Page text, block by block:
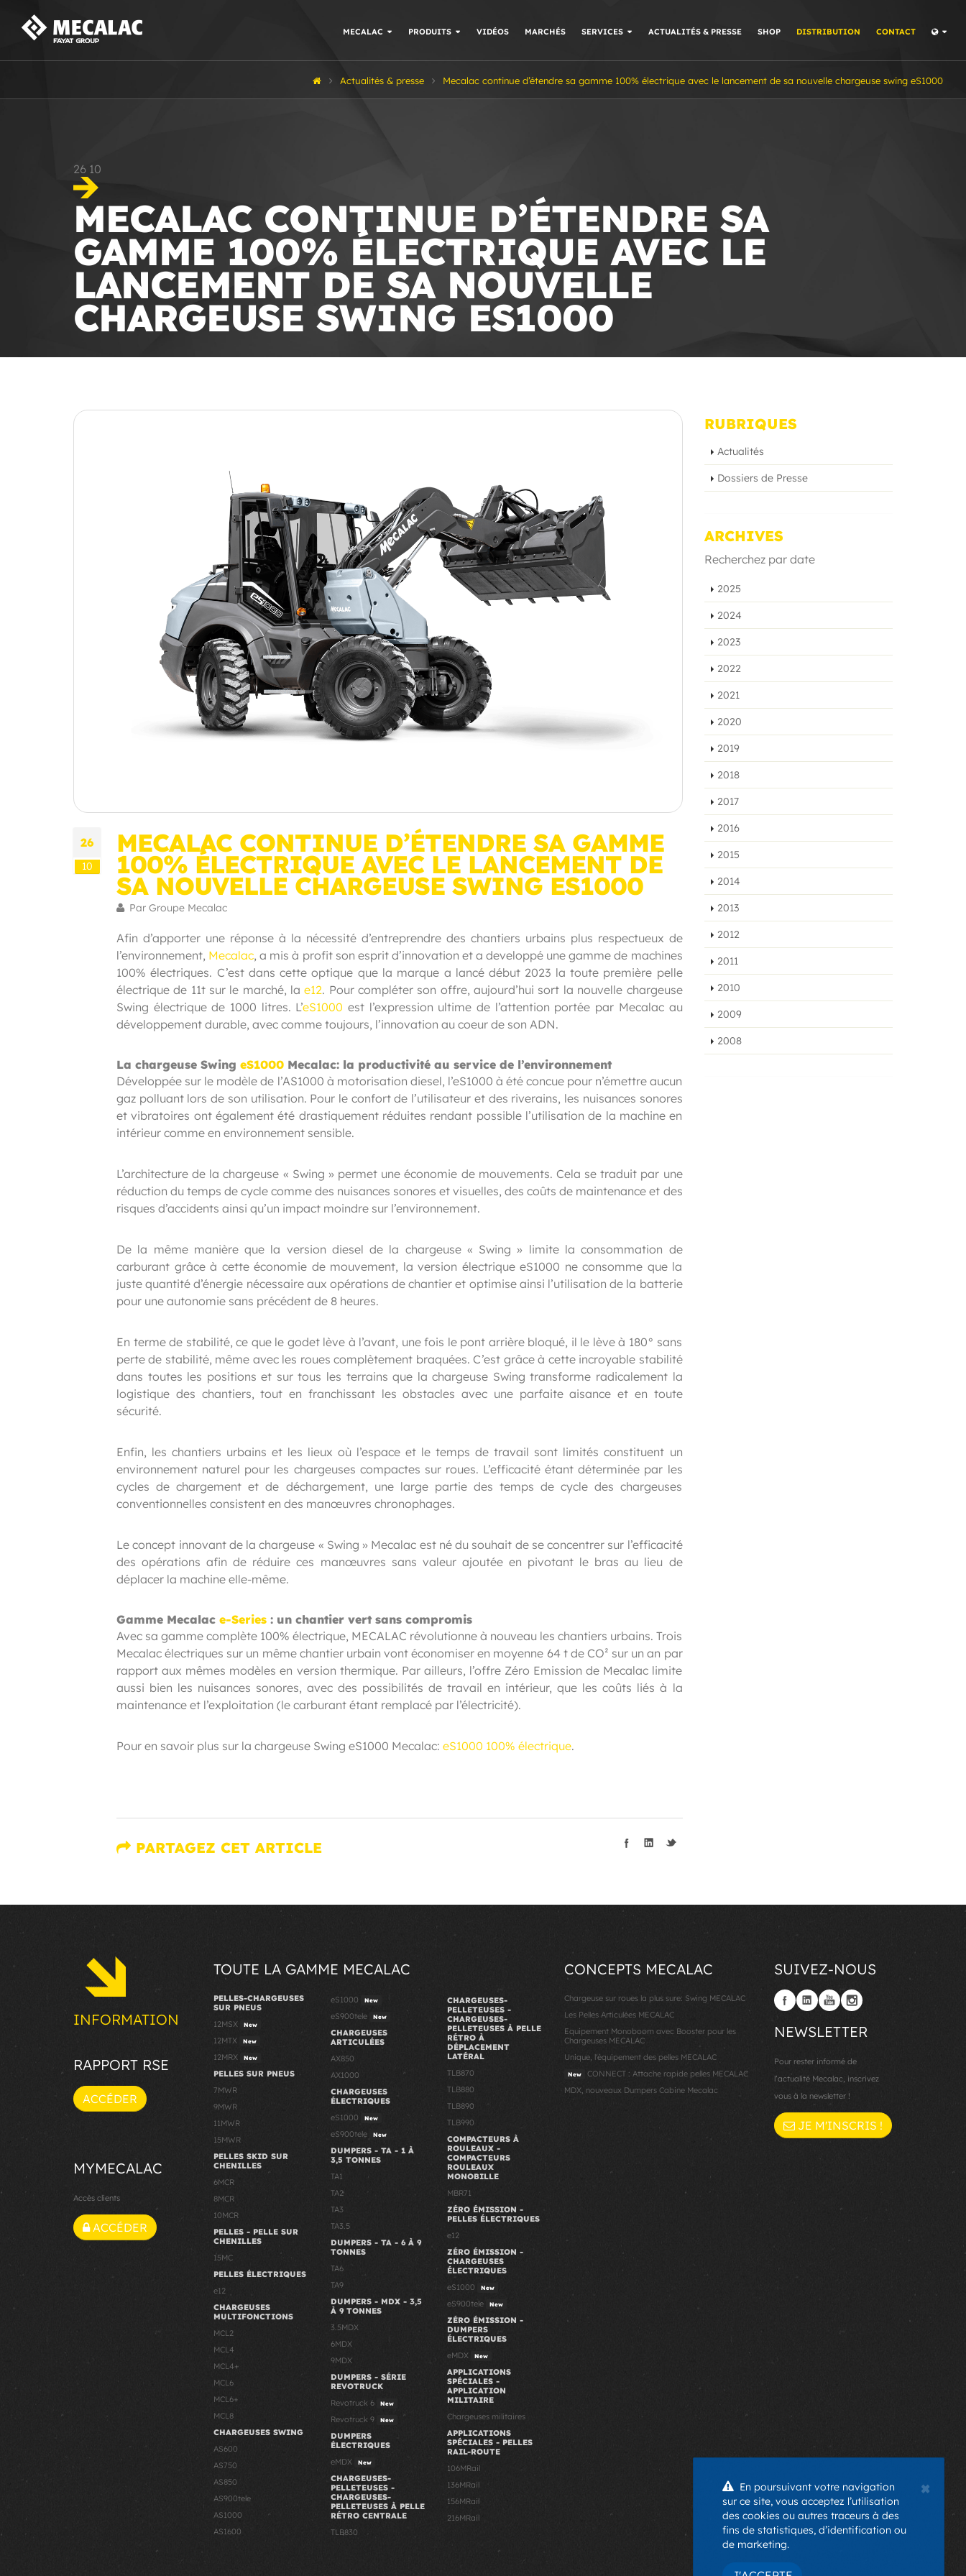
MECALAC PRODUITS VIDÉOS MARCHÉS SERVICES ACTUALITÉS & PRESSE SHOP DISTRIBUTION CONTACT
Actualités & presse Mecalac continue d’étendre sa gamme 100% électrique avec le lancement de sa nouvelle chargeuse swing eS1000
26 10
MECALAC CONTINUE D’ÉTENDRE SA
GAMME 100% ÉLECTRIQUE AVEC LE
LANCEMENT DE SA NOUVELLE
CHARGEUSE SWING ES1000
26
10
MECALAC CONTINUE D’ÉTENDRE SA GAMME
100% ÉLECTRIQUE AVEC LE LANCEMENT DE
SA NOUVELLE CHARGEUSE SWING ES1000
Par Groupe Mecalac
Afin d’apporter une réponse à la nécessité d’entreprendre des chantiers urbains plus respectueux de
l’environnement, Mecalac, a mis à profit son esprit d’innovation et a developpé une gamme de machines
100% électriques. C’est dans cette optique que la marque a lancé début 2023 la toute première pelle
électrique de 11t sur le marché, lae12. Pour compléter son offre, aujourd’hui sort la nouvelle chargeuse
Swing électrique de 1000 litres. L’eS1000 est l’expression ultime de l’attention portée par Mecalac au
développement durable, avec comme toujours, l’innovation au coeur de son ADN.
La chargeuse Swing eS1000 Mecalac: la productivité au service de l’environnement
Développée sur le modèle de l’AS1000 à motorisation diesel, l’eS1000 à été concue pour n’émettre aucun
gaz polluant lors de son utilisation. Pour le confort de l’utilisateur et des riverains, les nuisances sonores
et vibratoires ont également été drastiquement réduites rendant possible l’utilisation de la machine en
intérieur comme en environnement sensible.
L’architecture de la chargeuse « Swing » permet une économie de mouvements. Cela se traduit par une
réduction du temps de cycle comme des nuisances sonores et visuelles, des coûts de maintenance et des
risques d’accidents ainsi qu’un impact moindre sur l’environnement.
De la même manière que la version diesel de la chargeuse « Swing » limite la consommation de
carburant grâce à cette économie de mouvement, la version électrique eS1000 ne consomme que la
juste quantité d’énergie nécessaire aux opérations de chantier et optimise ainsi l’utilisation de la batterie
pour une autonomie sans précédent de 8 heures.
En terme de stabilité, ce que le godet lève à l’avant, une fois le pont arrière bloqué, il le lève à 180° sans
perte de stabilité, même avec les roues complètement braquées. C’est grâce à cette incroyable stabilité
dans toutes les positions et sur tous les terrains que la chargeuse Swing transforme radicalement la
logistique des chantiers, tout en franchissant les obstacles avec une parfaite aisance et en toute
sécurité.
Enfin, les chantiers urbains et les lieux où l’espace et le temps de travail sont limités constituent un
environnement naturel pour les chargeuses compactes sur roues. L’efficacité étant déterminée par les
cycles de chargement et de déchargement, une large partie des temps de cycle des chargeuses
conventionnelles consistent en des manœuvres chronophages.
Le concept innovant de la chargeuse « Swing » Mecalac est né du souhait de se concentrer sur l’efficacité
des opérations afin de réduire ces manœuvres sans valeur ajoutée en pivotant le bras au lieu de
déplacer la machine elle-même.
Gamme Mecalac e-Series : un chantier vert sans compromis
Avec sa gamme complète 100% électrique, MECALAC révolutionne à nouveau les chantiers urbains. Trois
Mecalac électriques sur un même chantier urbain vont économiser en moyenne 64 t de CO² sur un an par
rapport aux mêmes modèles en version thermique. Par ailleurs, l’offre Zéro Emission de Mecalac limite
aussi bien les nuisances sonores, avec des possibilités de travail en intérieur, que les coûts liés à la
maintenance et l’exploitation (le carburant étant remplacé par l’électricité).
Pour en savoir plus sur la chargeuse Swing eS1000 Mecalac: eS1000 100% électrique.
PARTAGEZ CET ARTICLE
RUBRIQUES
Actualités
Dossiers de Presse
ARCHIVES
Recherchez par date
2025
2024
2023
2022
2021
2020
2019
2018
2017
2016
2015
2014
2013
2012
2011
2010
2009
2008
INFORMATION
RAPPORT RSE
ACCÉDER
MYMECALAC
Accès clients
ACCÉDER
TOUTE LA GAMME MECALAC
PELLES-CHARGEUSES
SUR PNEUS
12MSX
New
12MTX New
12MRX New
PELLES SUR PNEUS
7MWR
9MWR
11MWR
15MWR
PELLES SKID SUR
CHENILLES
6MCR
8MCR
10MCR
PELLES - PELLE SUR
CHENILLES
15MC
PELLES ÉLECTRIQUES
e12
CHARGEUSES
MULTIFONCTIONS
MCL2
MCL4
MCL4+
MCL6
MCL6+
MCL8
CHARGEUSES SWING
AS600
AS750
AS850
AS900tele
AS1000
AS1600
eS1000 New
eS900tele New
CHARGEUSES
ARTICULÉES
AX850
AX1000
CHARGEUSES
ÉLECTRIQUES
eS1000
New
eS900tele New
DUMPERS - TA - 1 À
3,5 TONNES
TA1
TA2
TA3
TA3.5
DUMPERS - TA - 6 À 9
TONNES
TA6
TA9
DUMPERS - MDX - 3,5
À 9 TONNES
3.5MDX
6MDX
9MDX
DUMPERS - SÉRIE
REVOTRUCK
Revotruck 6
New
Revotruck 9 New
DUMPERS
ÉLECTRIQUES
eMDX
New
CHARGEUSES-
PELLETEUSES -
CHARGEUSES-
PELLETEUSES À PELLE
RÉTRO CENTRALE
TLB830
CHARGEUSES-
PELLETEUSES -
CHARGEUSES-
PELLETEUSES À PELLE
RÉTRO À
DÉPLACEMENT
LATÉRAL
TLB870
TLB880
TLB890
TLB990
COMPACTEURS À
ROULEAUX -
COMPACTEURS
ROULEAUX
MONOBILLE
MBR71
ZÉRO ÉMISSION -
PELLES ÉLECTRIQUES
e12
ZÉRO ÉMISSION -
CHARGEUSES
ÉLECTRIQUES
eS1000
New
eS900tele New
ZÉRO ÉMISSION -
DUMPERS
ÉLECTRIQUES
eMDX
New
APPLICATIONS
SPÉCIALES -
APPLICATION
MILITAIRE
Chargeuses militaires
APPLICATIONS
SPÉCIALES - PELLES
RAIL-ROUTE
106MRail
136MRail
156MRail
216MRail
CONCEPTS MECALAC
Chargeuse sur roues la plus sure: Swing MECALAC
Les Pelles Articulées MECALAC
Equipement Monoboom avec Booster pour les
Chargeuses MECALAC
Unique, l'équipement des pelles MECALAC
New
CONNECT : Attache rapide pelles MECALAC
MDX, nouveaux Dumpers Cabine Mecalac
SUIVEZ-NOUS
NEWSLETTER
Pour rester informé de
l’actualité Mecalac, inscrivez
vous à la newsletter !
JE M'INSCRIS !
×
En poursuivant votre navigation
sur ce site, vous acceptez l’utilisation
des cookies ou autres traceurs à des
fins de statistiques, d’identification ou
de marketing.